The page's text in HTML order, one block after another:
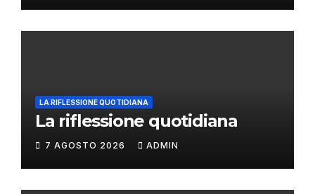
LA RIFLESSIONE QUOTIDIANA
La riflessione quotidiana
7 AGOSTO 2026 ADMIN